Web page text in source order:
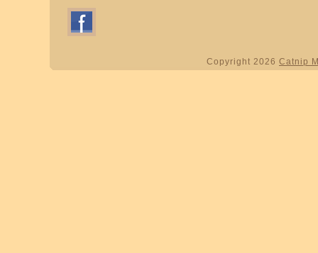
Copyright 2026 Catnip